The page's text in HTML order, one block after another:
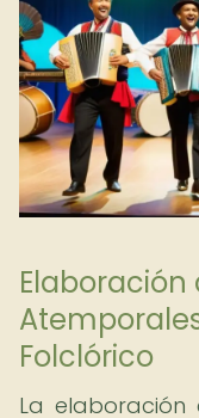
Elaboración
Folclórico
La